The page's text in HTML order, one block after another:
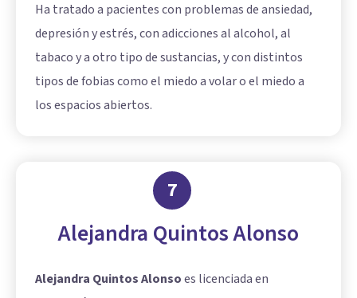
Ha tratado a pacientes con problemas de ansiedad,
depresión y estrés, con adicciones al alcohol, al
tabaco y a otro tipo de sustancias, y con distintos
tipos de fobias como el miedo a volar o el miedo a
los espacios abiertos.
7
Alejandra Quintos Alonso
Alejandra Quintos Alonsoes licenciada en